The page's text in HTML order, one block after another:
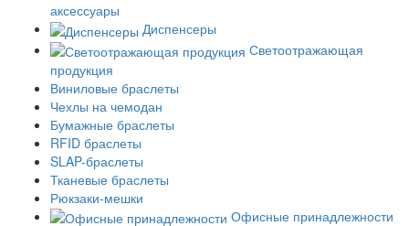
аксессуары
Диспенсеры
Светоотражающая
продукция
Виниловые браслеты
Чехлы на чемодан
Бумажные браслеты
RFID браслеты
SLAP-браслеты
Тканевые браслеты
Рюкзаки-мешки
Офисные принадлежности